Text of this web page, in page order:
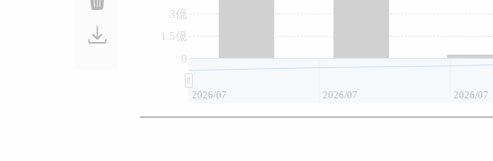
0
1.5億
3億
2026/07 2026/07 2026/07